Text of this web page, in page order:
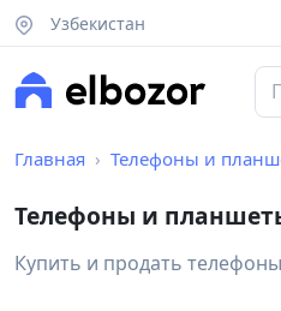
Узбекистан
Главная Телефоны и
Телефоны и
Купить и продать